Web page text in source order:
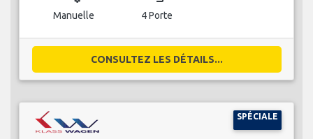
Manuelle 4 Porte
CONSULTEZ LES DÉTAILS...
SPÉCIALE